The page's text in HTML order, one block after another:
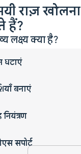
राज़ खोलना
हैं?
लक्ष्य क्या है?
घटाएं
बनाएं
सपोर्ट